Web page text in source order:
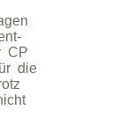
CP
die